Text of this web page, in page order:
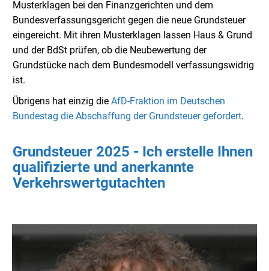
Musterklagen bei den Finanzgerichten und dem
Bundesverfassungsgericht gegen die neue Grundsteuer
eingereicht. Mit ihren Musterklagen lassen Haus & Grund
und der BdSt prüfen, ob die Neubewertung der
Grundstücke nach dem Bundesmodell verfassungswidrig
ist.
Übrigens hat einzig die AfD-Fraktion im Deutschen
Bundestag die Abschaffung der Grundsteuer gefordert.
Grundsteuer 2025 - Ich erstelle Ihnen
qualifizierte und anerkannte
Verkehrswertgutachten